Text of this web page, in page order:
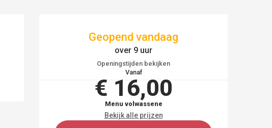
OPENINGSTIJDEN
Geopend vandaag
over 9 uur
Openingstijden bekijken
Vanaf
€ 16,00
Menu volwassene
Bekijk alle prijzen